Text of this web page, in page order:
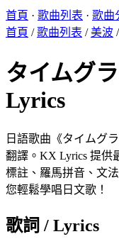
首頁 · 歌曲列表 · 歌曲
首頁 /歌曲列表 /美波 /
タイムグ
Lyrics
日語歌曲《タイムグ
翻譯。KX Lyrics 提供
標註、羅馬拼音、文
您輕鬆學唱日文歌！
歌詞 / Lyrics